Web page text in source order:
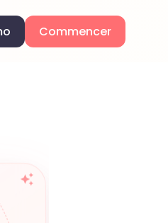
Commencer